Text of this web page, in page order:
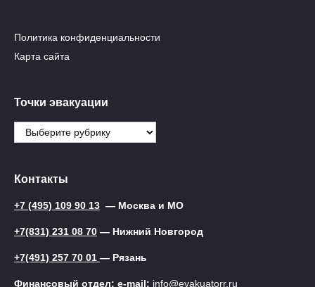
Политика конфиденциальности
Карта сайта
Точки эвакуации
Точки
эвакуации
Контакты
+7 (495) 109 90 13 — Москва и МО
+7(831) 231 08 70 — Нижний Новгород
+7(491) 257 70 01 — Рязань
Финансовый отдел: e-mail: info@evakuatorr.ru